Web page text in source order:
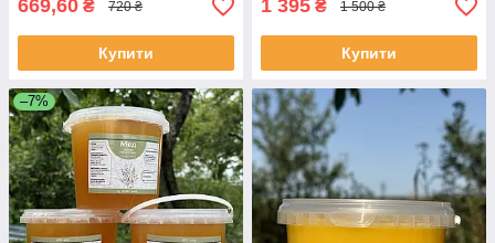
669,60 ₴ 720 ₴
Купити
1 395 ₴ 1 500 ₴
Купити
–7%